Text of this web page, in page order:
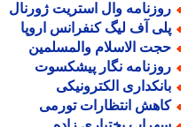
وال استریت ژورنال
آف لیگ کنفرانس اروپا
الاسلام والمسلمین
نگار پیشکسوت
الکترونیکی
انتظارات تورمی